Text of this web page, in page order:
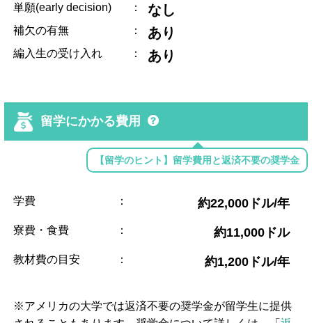
単願(early decision) ： なし
補欠の有無 ： あり
編入生の受け入れ ： あり
留学にかかる費用
【留学のヒント】留学費用と返済不要の奨学金
学費 ： 約22,000ドル/年
寮費・食費 ： 約11,000ドル
教材費の目安 ： 約1,200ドル/年
※アメリカの大学では返済不要の奨学金が留学生に提供